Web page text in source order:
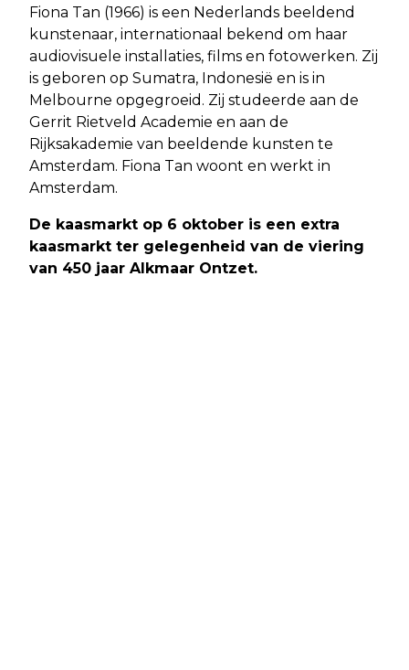
Fiona Tan (1966) is een Nederlands beeldend
kunstenaar, internationaal bekend om haar
audiovisuele installaties, films en fotowerken. Zij
is geboren op Sumatra, Indonesië en is in
Melbourne opgegroeid. Zij studeerde aan de
Gerrit Rietveld Academie en aan de
Rijksakademie van beeldende kunsten te
Amsterdam. Fiona Tan woont en werkt in
Amsterdam.
De kaasmarkt op 6 oktober is een extra
kaasmarkt ter gelegenheid van de viering
van 450 jaar Alkmaar Ontzet.